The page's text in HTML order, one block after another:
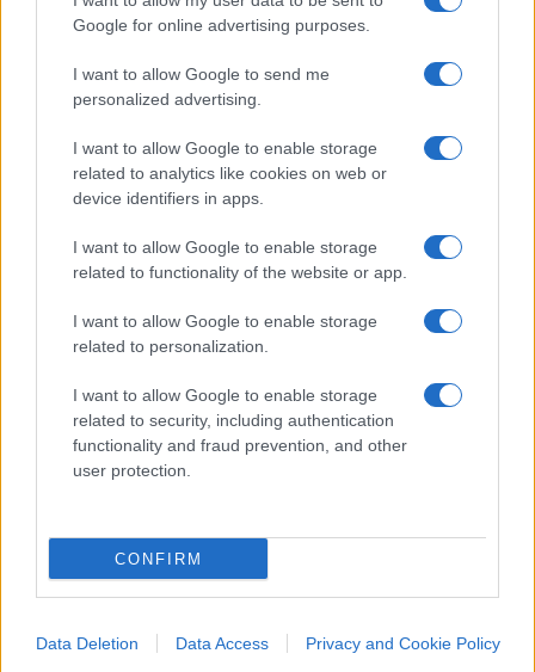
Google for online advertising purposes.
I want to allow Google to send me
personalized advertising.
I want to allow Google to enable storage
related to analytics like cookies on web or
device identifiers in apps.
I want to allow Google to enable storage
related to functionality of the website or app.
I want to allow Google to enable storage
related to personalization.
I want to allow Google to enable storage
related to security, including authentication
functionality and fraud prevention, and other
user protection.
CONFIRM
Data Deletion Data Access Privacy and Cookie Policy
sua nuova corsa all’Eliseo: “Da questa sera sono
candidata alle elezioni presidenziali”, aggiungendo
subito dopo: “Non cambierò idea”. Infine la
chiusura, con un messaggio rivolto tanto ai
sostenitori quanto agli avversari: “
alcuno scenario in cui io non possa
candidarmi“, ha affermato ancora la presidente
del gruppo parlamentare del Rassemblement
National all’Assemblea Nazionale.
Nicolaporro.it è anche su Whatsapp. È
sufficientecliccare quiper iscriversi al canale ed
essere sempre aggiornati (gratis).
#MARINE LE PEN
Leggi i commenti